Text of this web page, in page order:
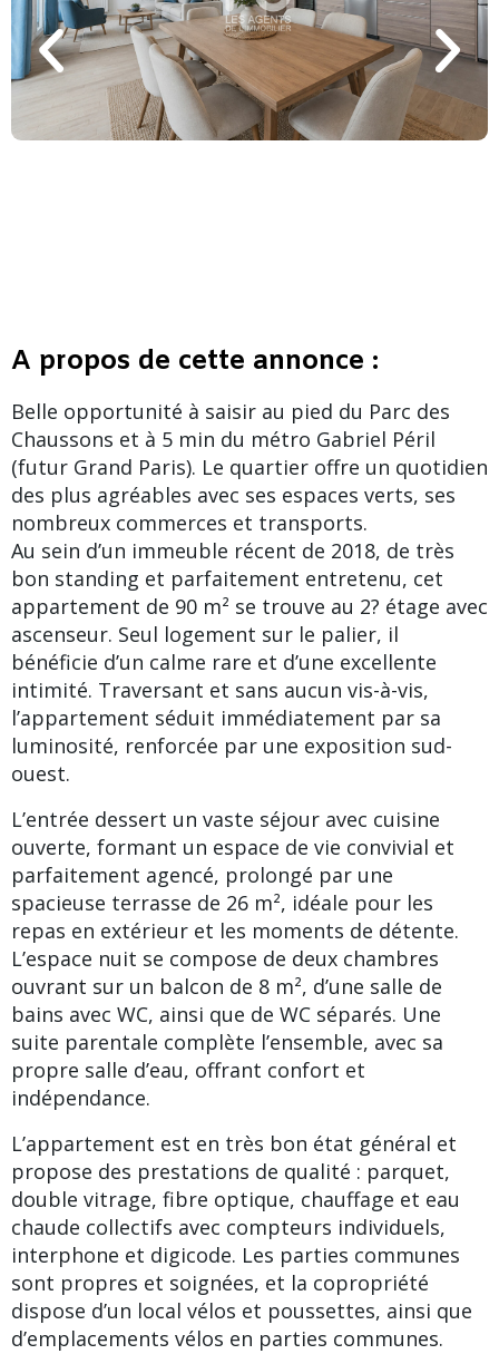
A propos de cette annonce :
Belle opportunité à saisir au pied du Parc des
Chaussons et à 5 min du métro Gabriel Péril
(futur Grand Paris). Le quartier offre un quotidien
des plus agréables avec ses espaces verts, ses
nombreux commerces et transports.
Au sein d’un immeuble récent de 2018, de très
bon standing et parfaitement entretenu, cet
appartement de 90 m² se trouve au 2? étage avec
ascenseur. Seul logement sur le palier, il
bénéficie d’un calme rare et d’une excellente
intimité. Traversant et sans aucun vis-à-vis,
l’appartement séduit immédiatement par sa
luminosité, renforcée par une exposition sud-
ouest.
L’entrée dessert un vaste séjour avec cuisine
ouverte, formant un espace de vie convivial et
parfaitement agencé, prolongé par une
spacieuse terrasse de 26 m², idéale pour les
repas en extérieur et les moments de détente.
L’espace nuit se compose de deux chambres
ouvrant sur un balcon de 8 m², d’une salle de
bains avec WC, ainsi que de WC séparés. Une
suite parentale complète l’ensemble, avec sa
propre salle d’eau, offrant confort et
indépendance.
L’appartement est en très bon état général et
propose des prestations de qualité : parquet,
double vitrage, fibre optique, chauffage et eau
chaude collectifs avec compteurs individuels,
interphone et digicode. Les parties communes
sont propres et soignées, et la copropriété
dispose d’un local vélos et poussettes, ainsi que
d’emplacements vélos en parties communes.